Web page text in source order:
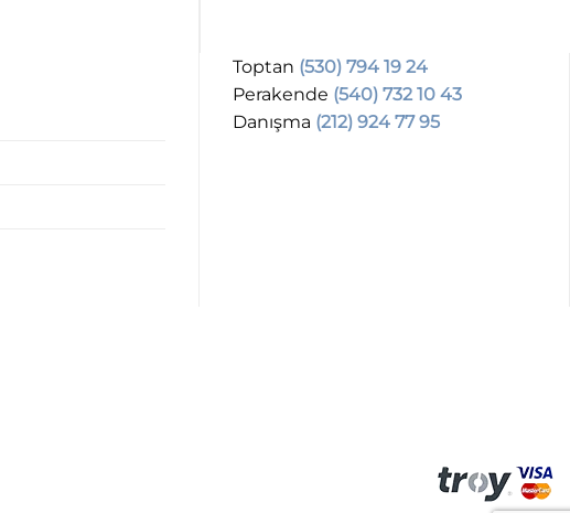
Toptan (530) 794 19 24
Perakende (540) 732 10 43
Danışma (212) 924 77 95